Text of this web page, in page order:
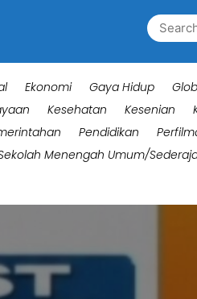
for:
Ekonomi Gaya Hidup
Kesehatan Kesenian
Pendidikan
Menengah Umum/